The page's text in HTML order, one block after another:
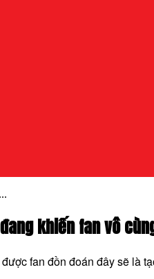
khiến fan vô
fan đồn đoán đây sẽ là